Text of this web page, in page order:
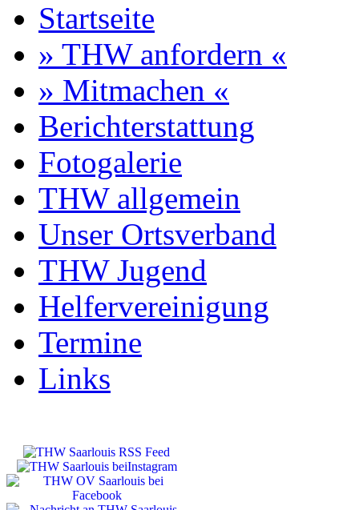
Startseite
» THW anfordern «
» Mitmachen «
Berichterstattung
Fotogalerie
THW allgemein
Unser Ortsverband
THW Jugend
Helfervereinigung
Termine
Links